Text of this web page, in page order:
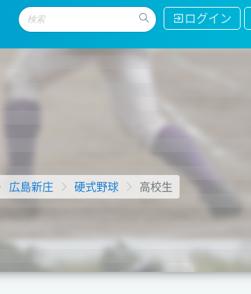
ログイン
広島新庄 硬式野球 高校生